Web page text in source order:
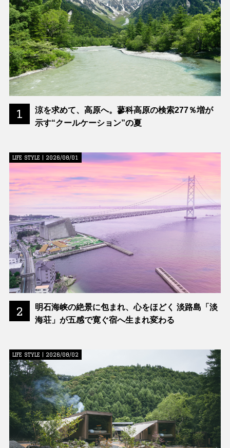
1
涼を求めて、高原へ。蓼科高原の検索277％増が
示す“クールケーション”の夏
2
LIFE STYLE | 2026/08/01
明石海峡の絶景に包まれ、心をほどく 淡路島「淡
海荘」が五感で寛ぐ宿へ生まれ変わる
LIFE STYLE | 2026/08/02